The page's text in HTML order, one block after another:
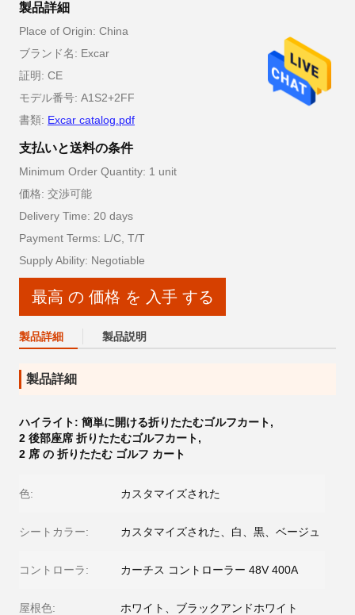
製品詳細
Place of Origin: China
ブランド名: Excar
証明: CE
モデル番号: A1S2+2FF
書類: Excar catalog.pdf
支払いと送料の条件
Minimum Order Quantity: 1 unit
価格: 交渉可能
Delivery Time: 20 days
Payment Terms: L/C, T/T
Supply Ability: Negotiable
最高 の 価格 を 入手 する
製品詳細 製品説明
製品詳細
ハイライト: 簡単に開ける折りたたむゴルフカート,
2 後部座席 折りたたむゴルフカート,
2 席 の 折りたたむ ゴルフ カート
色: カスタマイズされた
シートカラー: カスタマイズされた、白、黒、ベージュ
コントローラ: カーチス コントローラー 48V 400A
屋根色: ホワイト、ブラックアンドホワイト